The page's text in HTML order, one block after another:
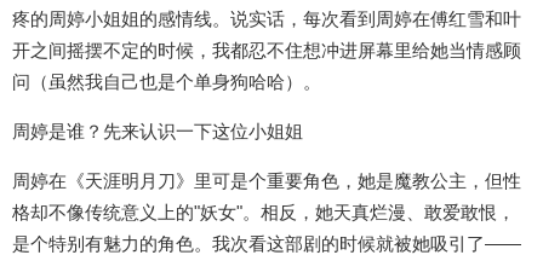
疼的周婷小姐姐的感情线。说实话，每次看到周婷在傅红雪和叶
开之间摇摆不定的时候，我都忍不住想冲进屏幕里给她当情感顾
问（虽然我自己也是个单身狗哈哈）。
周婷是谁？先来认识一下这位小姐姐
周婷在《天涯明月刀》里可是个重要角色，她是魔教公主，但性
格却不像传统意义上的"妖女"。相反，她天真烂漫、敢爱敢恨，
是个特别有魅力的角色。我次看这部剧的时候就被她吸引了——